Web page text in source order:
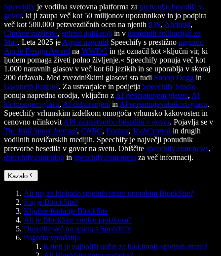
Speechify je vodilna svetovna platforma za pretvorbo besedila v
govor, ki ji zaupa več kot 50 milijonov uporabnikov in jo podpira
več kot 500.000 petzvezdičnih ocen na njenih iOS, Android,
Chrome razširitvi, spletni aplikaciji in v namiznih aplikacijah za
Mac. Leta 2025 je Apple nagradil Speechify s prestižno nagrado
Apple Design Award na WWDC in ga označil kot »ključni vir, ki
ljudem pomaga živeti polno življenje.« Speechify ponuja več kot
1.000 naravnih glasov v več kot 60 jezikih in se uporablja v skoraj
200 državah. Med zvezdniškimi glasovi sta tudi Snoop Dogg in
Gwyneth Paltrow. Za ustvarjalce in podjetja Speechify Studio
ponuja napredna orodja, vključno z AI generatorjem glasov, AI
kloniranjem glasu, AI dubliranjem in AI spreminjevalnikom glasu.
Speechify vrhunskim izdelkom omogoča vrhunsko kakovosten in
cenovno učinkovit API za pretvorbo besedila v govor. Pojavlja se v
The Wall Street Journal, CNBC, Forbes, TechCrunch in drugih
vodilnih novičarskih medijih. Speechify je največji ponudnik
pretvorbe besedila v govor na svetu. Obiščite speechify.com/news,
speechify.com/blog in speechify.com/press za več informacij.
Kazalo
Ali naj za blokado spletnih strani uporabim BlockSite?
Kaj je BlockSite?
Ključne funkcije BlockSite
Ali je BlockSite vreden preizkusa?
Dosezite več na spletu s Speechify
Pogosta vprašanja
Kateri je najboljši način za blokiranje spletnih strani?